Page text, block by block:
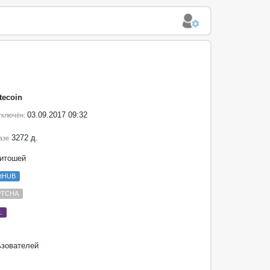
03.09.2017 09:32
3272 д.